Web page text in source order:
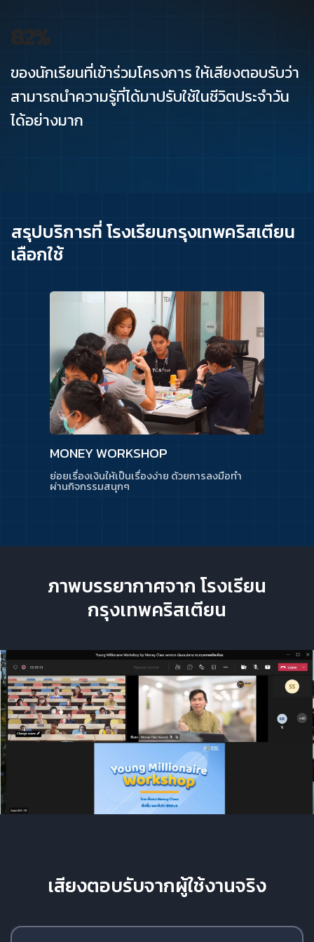
82%
ของนักเรียนที่เข้าร่วมโครงการ ให้เสียงตอบรับว่า
สามารถนำความรู้ที่ได้มาปรับใช้ในชีวิตประจำวัน
ได้อย่างมาก
สรุปบริการที่ โรงเรียนกรุงเทพคริสเตียน
เลือกใช้
ดูเพิ่มเติม
MONEY WORKSHOP
ย่อยเรื่องเงินให้เป็นเรื่องง่าย ด้วยการลงมือทำ
ผ่านกิจกรรมสนุกๆ
ภาพบรรยากาศจาก โรงเรียน
กรุงเทพคริสเตียน
เสียงตอบรับจากผู้ใช้งานจริง